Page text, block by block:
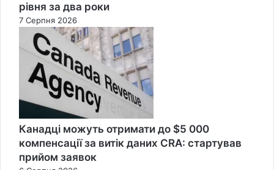
рівня за два роки
7 Серпня 2026
Канадці можуть отримати до $5 000
компенсації за витік даних CRA: стартував
прийом заявок